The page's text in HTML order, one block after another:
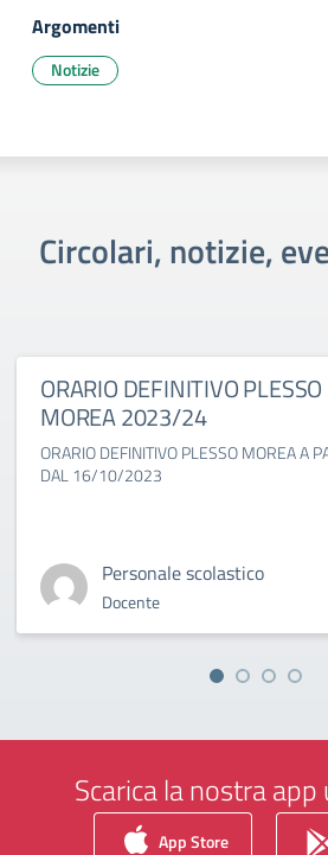
Argomenti
Notizie
Circolari, notizie,
ORARIO DEFINITIVO PLESSO
MOREA 2023/24
ORARIO DEFINITIVO PLESSO MOREA A
DAL 16/10/2023
Personale scolastico
Docente
Scarica la nostra
App Store